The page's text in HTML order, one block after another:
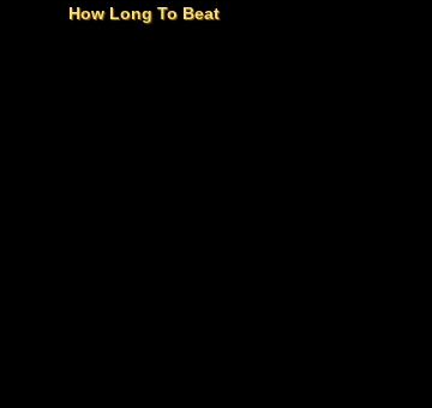
How Long To Beat